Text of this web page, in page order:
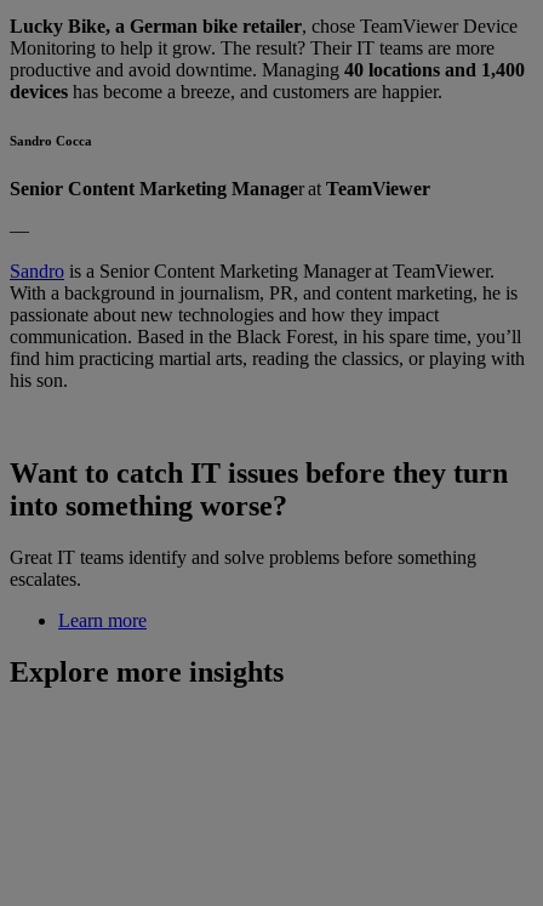
Lucky Bike, a German bike retailer, chose TeamViewer Device
Monitoring to help it grow. The result? Their IT teams are more
productive and avoid downtime. Managing 40 locations and 1,400
devices has become a breeze, and customers are happier.
Sandro Cocca
Senior Content Marketing Manager at TeamViewer
—
Sandro is a Senior Content Marketing Manager at TeamViewer.
With a background in journalism, PR, and content marketing, he is
passionate about new technologies and how they impact
communication. Based in the Black Forest, in his spare time, you’ll
find him practicing martial arts, reading the classics, or playing with
his son.
Want to catch IT issues before they turn
into something worse?
Great IT teams identify and solve problems before something
escalates.
Learn more
Explore more insights